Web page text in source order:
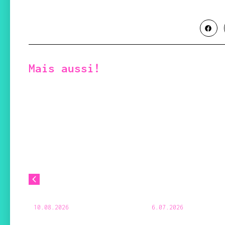
Mais aussi!
10.08.2026 6.07.2026